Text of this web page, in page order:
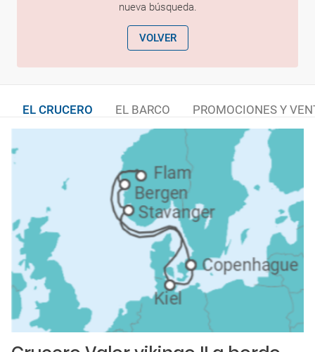
nueva búsqueda.
VOLVER
EL CRUCERO EL BARCO PROMOCIONES Y